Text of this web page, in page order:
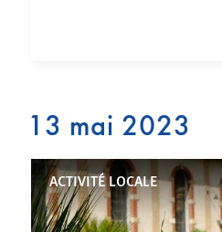
13 mai 2023
ACTIVITÉ LOCALE